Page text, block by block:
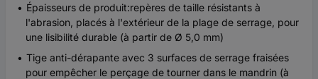
Épaisseurs de produit:repères de taille résistants à
l'abrasion, placés à l'extérieur de la plage de serrage, pour
une lisibilité durable (à partir de Ø 5,0 mm)
Tige anti-dérapante avec 3 surfaces de serrage fraisées
pour empêcher le perçage de tourner dans le mandrin (à